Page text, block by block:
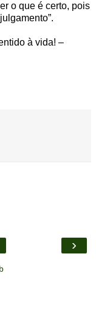
o que é certo, pois
à vida! –
›